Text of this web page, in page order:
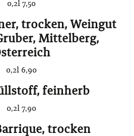
0,2l 7,50
trocken, Weingut
Mittelberg,
0,2l 6,90
feinherb
0,2l 7,90
trocken